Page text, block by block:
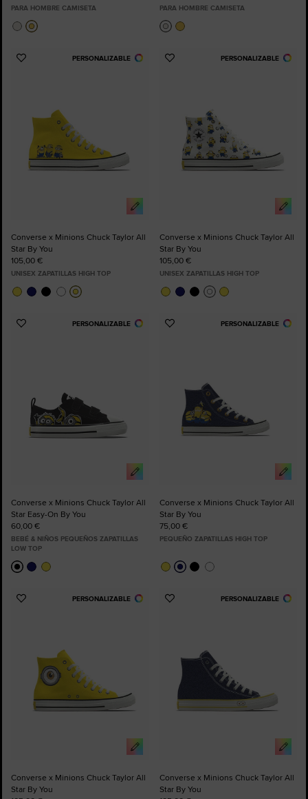
PARA HOMBRE CAMISETA PARA HOMBRE CAMISETA
PERSONALIZABLE
Añadir
Converse x Minions Chuck Taylor All
Star By You
105,00 €
UNISEX ZAPATILLAS HIGH TOP
PERSONALIZABLE
Añadir
Converse x Minions Chuck Taylor All
Star By You
105,00 €
UNISEX ZAPATILLAS HIGH TOP
PERSONALIZABLE
Añadir
Converse x Minions Chuck Taylor All
Star Easy-On By You
60,00 €
BEBÉ & NIÑOS PEQUEÑOS ZAPATILLAS
LOW TOP
PERSONALIZABLE
Añadir
Converse x Minions Chuck Taylor All
Star By You
75,00 €
PEQUEÑO ZAPATILLAS HIGH TOP
PERSONALIZABLE
Añadir
Converse x Minions Chuck Taylor All
Star By You
PERSONALIZABLE
Añadir
Converse x Minions Chuck Taylor All
Star By You